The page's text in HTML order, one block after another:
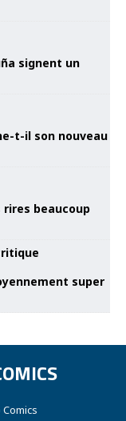
signent un
t-il son nouveau
rires beaucoup
super